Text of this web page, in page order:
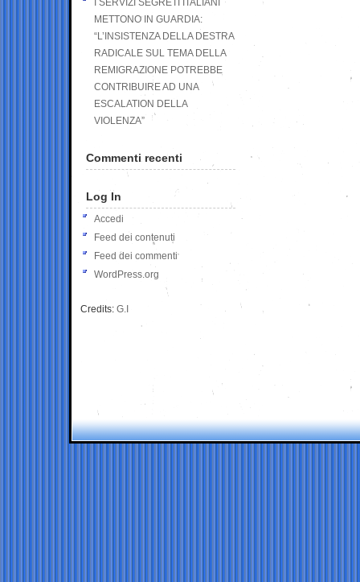
I SERVIZI SEGRETI ITALIANI
METTONO IN GUARDIA:
“L’INSISTENZA DELLA DESTRA
RADICALE SUL TEMA DELLA
REMIGRAZIONE POTREBBE
CONTRIBUIRE AD UNA
ESCALATION DELLA
VIOLENZA”
Commenti recenti
Log In
Accedi
Feed dei contenuti
Feed dei commenti
WordPress.org
Credits: G.I